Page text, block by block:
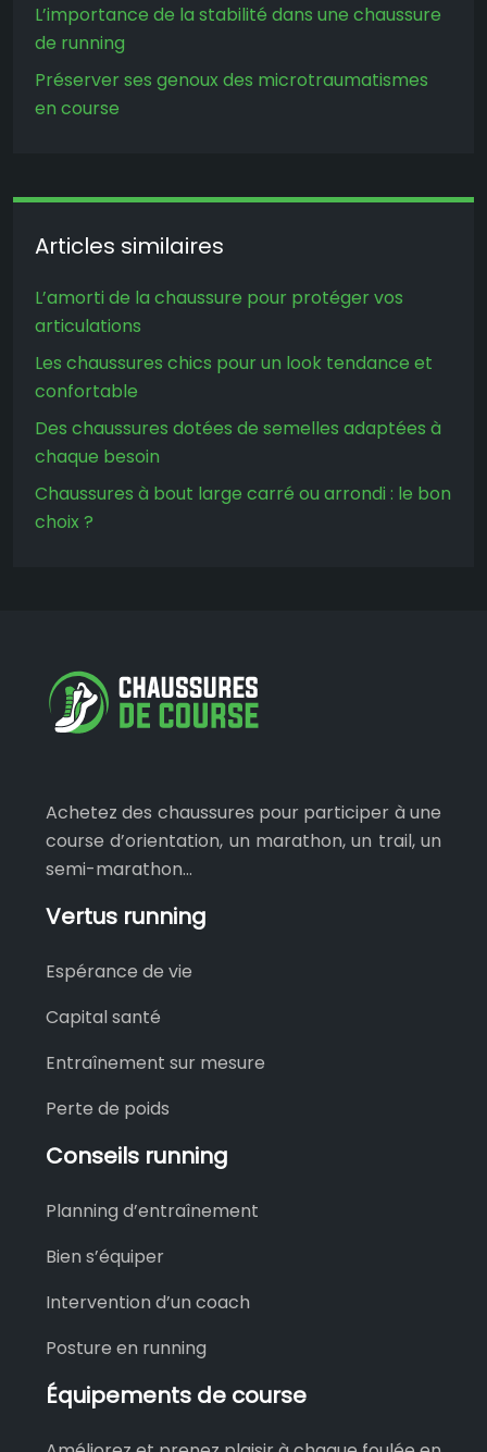
L’importance de la stabilité dans une chaussure
de running
Préserver ses genoux des microtraumatismes
en course
Articles similaires
L’amorti de la chaussure pour protéger vos
articulations
Les chaussures chics pour un look tendance et
confortable
Des chaussures dotées de semelles adaptées à
chaque besoin
Chaussures à bout large carré ou arrondi : le bon
choix ?
Achetez des chaussures pour participer à une
course d’orientation, un marathon, un trail, un
semi-marathon…
Vertus running
Espérance de vie
Capital santé
Entraînement sur mesure
Perte de poids
Conseils running
Planning d’entraînement
Bien s’équiper
Intervention d’un coach
Posture en running
Équipements de course